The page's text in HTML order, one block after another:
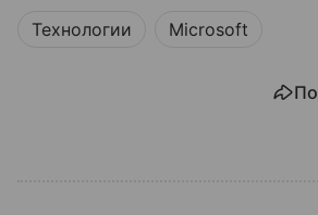
Технологии Microsoft